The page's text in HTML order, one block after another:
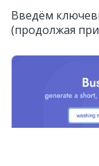
Введём
(продолжая